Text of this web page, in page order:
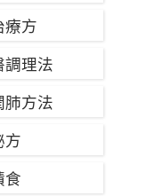
療方
調理法
方法
方
食